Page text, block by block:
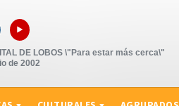
▸
DE LOBOS \"Para estar más cerca\"
de 2002